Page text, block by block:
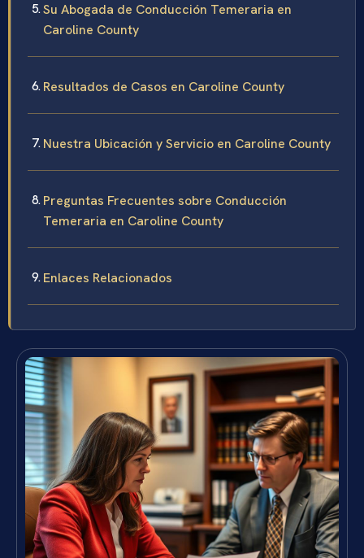
Su Abogada de Conducción Temeraria en
Caroline County
Resultados de Casos en Caroline County
Nuestra Ubicación y Servicio en Caroline County
Preguntas Frecuentes sobre Conducción
Temeraria en Caroline County
Enlaces Relacionados